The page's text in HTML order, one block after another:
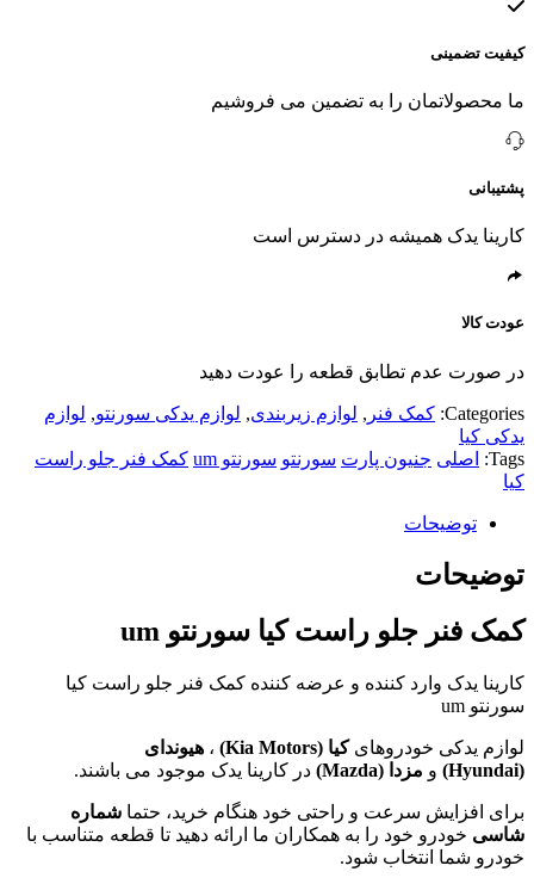
کیفیت تضمینی
ما محصولاتمان را به تضمین می فروشیم
پشتیبانی
کارینا یدک همیشه در دسترس است
عودت کالا
در صورت عدم تطابق قطعه را عودت دهید
Categories: کمک فنر , لوازم زیربندی, لوازم یدکی سورنتو, لوازم
یدکی کیا
Tags:
اصلی جنیون پارت سورنتو سورنتو um
کمک فنر جلو راست
کیا
توضیحات
توضیحات
کمک فنر جلو راست کیا سورنتو um
کارینا یدک وارد کننده و عرضه کننده کمک فنر جلو راست کیا
سورنتو um
لوازم یدکی خودروهایکیا (Kia Motors
) ، هیوندای
(
Hyundai
) و مزدا (Mazda
) در کارینا یدک موجود می باشند.
برای افزایش سرعت و راحتی خود هنگام خرید، حتما شماره
شاسی خودرو خود را به همکاران ما ارائه دهید تا قطعه متناسب با
خودرو شما انتخاب شود.